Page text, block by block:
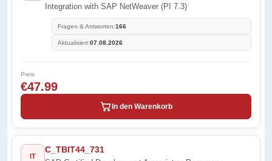
Integration with SAP NetWeaver (PI 7.3)
Fragen & Antworten:166
Aktualisiert:07.08.2026
Preis
€47.99
In den Warenkorb
IT
C_TBIT44_731